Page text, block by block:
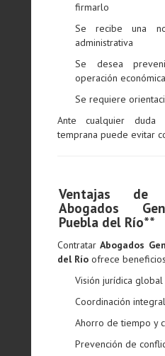
firmarlo
Se recibe una
administrativa
Se desea
operación económica
Se requiere
Ante cualquier duda
temprana puede evitar
Ventajas
Abogados
Puebla del Río**
ContratarAbogados
del Río ofrece
Visión jurídica global
Coordinación
Ahorro de tiempo y
Prevención de